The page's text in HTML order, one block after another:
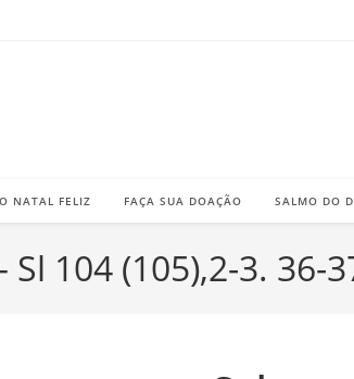
NATAL FELIZ FAÇA SUA DOAÇÃO SALMO DO
Sl 104 (105),2-3. 36-